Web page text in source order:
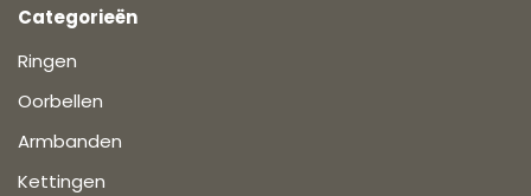
Categorieën
Ringen
Oorbellen
Armbanden
Kettingen